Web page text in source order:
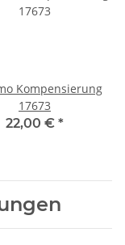
Kompensierung
17673
22,00 € *